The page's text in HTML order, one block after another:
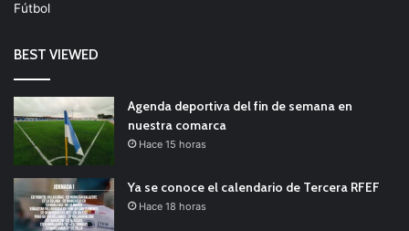
Fútbol
BEST VIEWED
Agenda deportiva del fin de semana en
nuestra comarca
Hace 15 horas
Ya se conoce el calendario de Tercera RFEF
Hace 18 horas